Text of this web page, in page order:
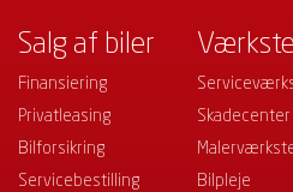
Salg af biler
Finansiering
Privatleasing
Bilforsikring
Servicebestilling
Skadecenter
Bilpleje